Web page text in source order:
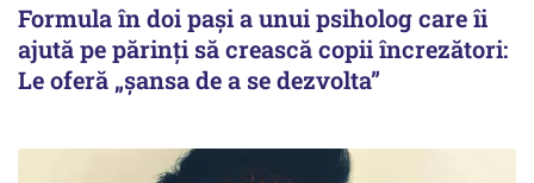
Formula în doi pași a unui psiholog care îi
ajută pe părinți să crească copii încrezători:
Le oferă „șansa de a se dezvolta”